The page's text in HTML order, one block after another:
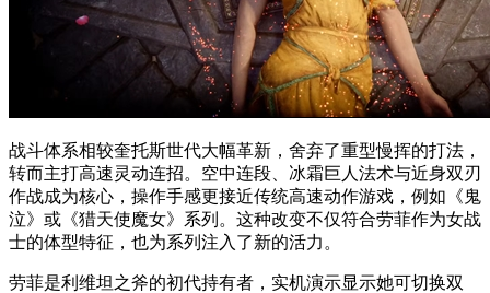
战斗体系相较奎托斯世代大幅革新，舍弃了重型慢挥的打法，
转而主打高速灵动连招。空中连段、冰霜巨人法术与近身双刃
作战成为核心，操作手感更接近传统高速动作游戏，例如《鬼
泣》或《猎天使魔女》系列。这种改变不仅符合劳菲作为女战
士的体型特征，也为系列注入了新的活力。
劳菲是利维坦之斧的初代持有者，实机演示显示她可切换双